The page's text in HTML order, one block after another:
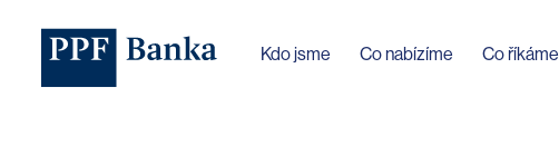
Kdo jsme Co nabízíme Co říkáme